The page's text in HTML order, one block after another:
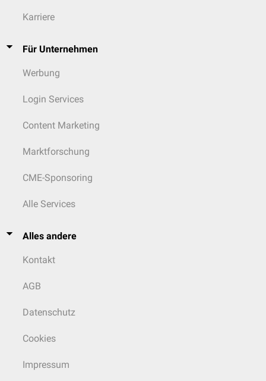
Karriere
Für Unternehmen
Werbung
Login Services
Content Marketing
Marktforschung
CME-Sponsoring
Alle Services
Alles andere
Kontakt
AGB
Datenschutz
Cookies
Impressum